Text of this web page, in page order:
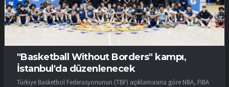
"Basketball Without Borders" kampı,
İstanbul'da düzenlenecek
Türkiye Basketbol Federasyonunun (TBF) açıklamasına göre NBA, FIBA